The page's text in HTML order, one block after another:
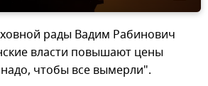
рады Вадим Рабинович
власти повышают цены
надо, чтобы все вымерли".